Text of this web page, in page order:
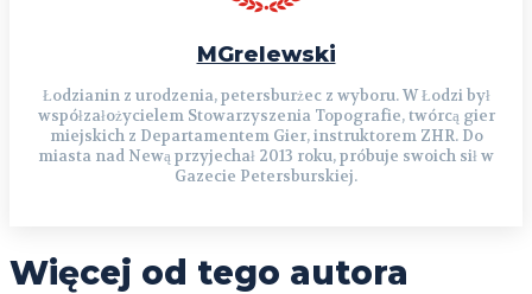
MGrelewski
Łodzianin z urodzenia, petersburżec z wyboru. W Łodzi był
współzałożycielem Stowarzyszenia Topografie, twórcą gier
miejskich z Departamentem Gier, instruktorem ZHR. Do
miasta nad Newą przyjechał 2013 roku, próbuje swoich sił w
Gazecie Petersburskiej.
Więcej od tego autora